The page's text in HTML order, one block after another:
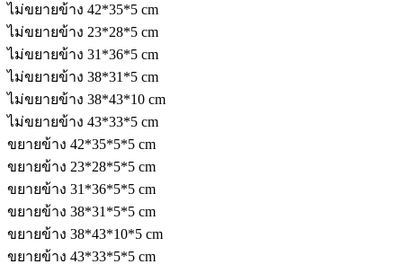
ไม่ขยายข้าง 42*35*5 cm
ไม่ขยายข้าง 23*28*5 cm
ไม่ขยายข้าง 31*36*5 cm
ไม่ขยายข้าง 38*31*5 cm
ไม่ขยายข้าง 38*43*10 cm
ไม่ขยายข้าง 43*33*5 cm
ขยายข้าง 42*35*5*5 cm
ขยายข้าง 23*28*5*5 cm
ขยายข้าง 31*36*5*5 cm
ขยายข้าง 38*31*5*5 cm
ขยายข้าง 38*43*10*5 cm
ขยายข้าง 43*33*5*5 cm